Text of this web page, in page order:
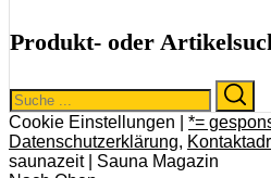
Produkt- oder
Search
for:
Cookie Einstellungen | *=
Datenschutzerklärung,
saunazeit | Sauna Magazin